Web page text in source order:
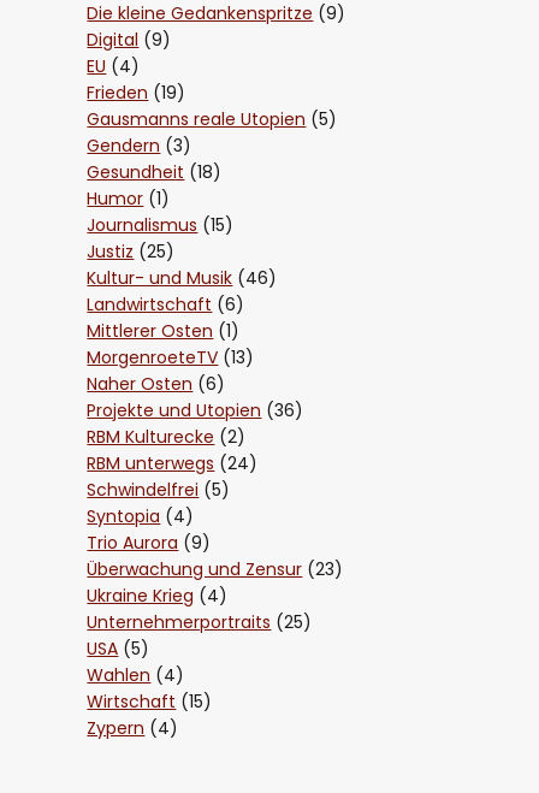
Die kleine Gedankenspritze (9)
Digital (9)
EU (4)
Frieden (19)
Gausmanns reale Utopien (5)
Gendern (3)
Gesundheit (18)
Humor (1)
Journalismus (15)
Justiz (25)
Kultur- und Musik (46)
Landwirtschaft (6)
Mittlerer Osten (1)
MorgenroeteTV (13)
Naher Osten (6)
Projekte und Utopien (36)
RBM Kulturecke (2)
RBM unterwegs (24)
Schwindelfrei (5)
Syntopia (4)
Trio Aurora (9)
Überwachung und Zensur (23)
Ukraine Krieg (4)
Unternehmerportraits (25)
USA (5)
Wahlen (4)
Wirtschaft (15)
Zypern (4)